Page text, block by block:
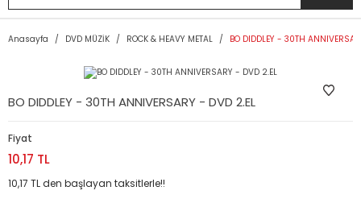
Anasayfa DVD MÜZİK ROCK & HEAVY METAL BO DIDDLEY - 30TH
BO DIDDLEY - 30TH ANNIVERSARY - DVD 2.EL
Fiyat
10,17 TL
10,17 TL den başlayan taksitlerle!!